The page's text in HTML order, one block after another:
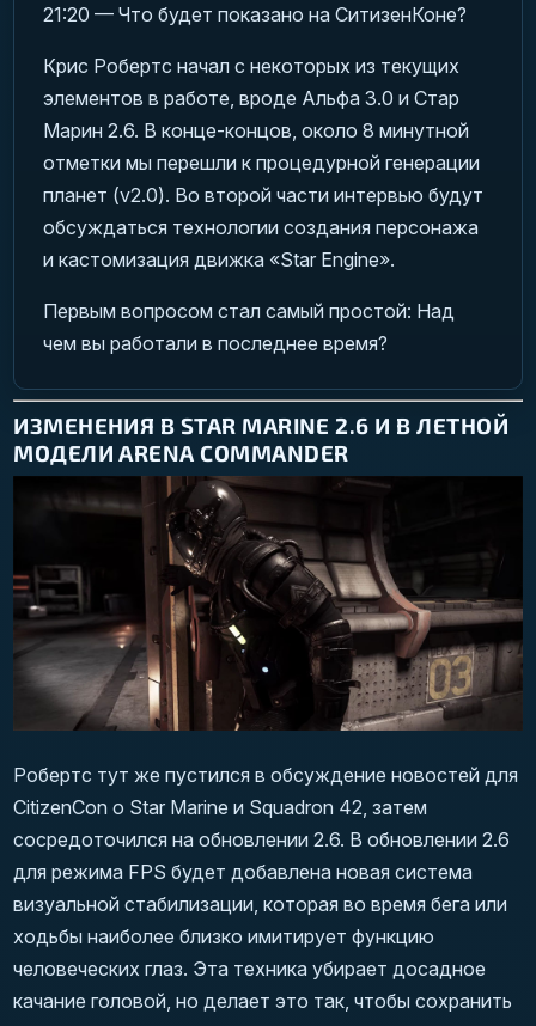
21:20 — Что будет показано на СитизенКоне?
Крис Робертс начал с некоторых из текущих
элементов в работе, вроде Альфа 3.0 и Стар
Марин 2.6. В конце-концов, около 8 минутной
отметки мы перешли к процедурной генерации
планет (v2.0). Во второй части интервью будут
обсуждаться технологии создания персонажа
и кастомизация движка «Star Engine».
Первым вопросом стал самый простой: Над
чем вы работали в последнее время?
ИЗМЕНЕНИЯ В STAR MARINE 2.6 И В ЛЕТНОЙ
МОДЕЛИ ARENA COMMANDER
Робертс тут же пустился в обсуждение новостей для
CitizenCon о Star Marine и Squadron 42, затем
сосредоточился на обновлении 2.6. В обновлении 2.6
для режима FPS будет добавлена новая система
визуальной стабилизации, которая во время бега или
ходьбы наиболее близко имитирует функцию
человеческих глаз. Эта техника убирает досадное
качание головой, но делает это так, чтобы сохранить